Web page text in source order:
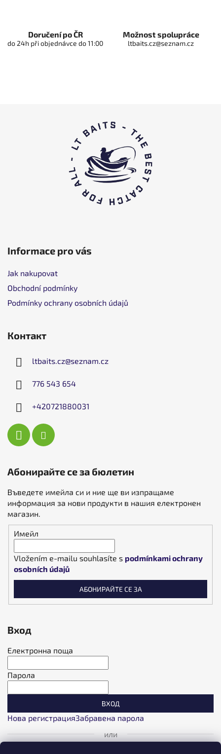
Doručení po ČR
do 24h při objednávce do 11:00
Možnost spolupráce
ltbaits.cz@seznam.cz
Informace pro vás
Jak nakupovat
Obchodní podmínky
Podmínky ochrany osobních údajů
Контакт
ltbaits.cz@seznam.cz
776 543 654
+420721880031
Абонирайте се за бюлетин
Въведете имейла си и ние ще ви изпращаме
информация за нови продукти в нашия електронен
магазин.
Имейл
Vložením e-mailu souhlasíte s podmínkami ochrany
osobních údajů
АБОНИРАЙТЕ СЕ ЗА
Вход
Електронна поща
Парола
ВХОД
Нова регистрацияЗабравена парола
или